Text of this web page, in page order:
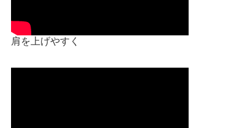
肩を上げやすく